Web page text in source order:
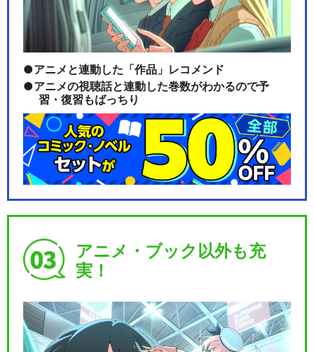
アニメと連動した「作品」レコメンド
アニメの視聴話と連動した巻数がわかるので予
習・復習もばっちり
アニメ・ブック以外も充
実！